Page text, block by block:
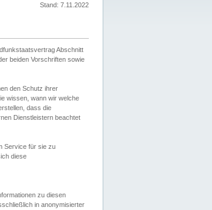
Stand: 7.11.2022
Abschnitt
beiden Vorschriften sowie
den Schutz ihrer
wissen, wann wir welche
dass die
Dienstleistern beachtet
Service für sie zu
diese
zu diesen
in anonymisierter